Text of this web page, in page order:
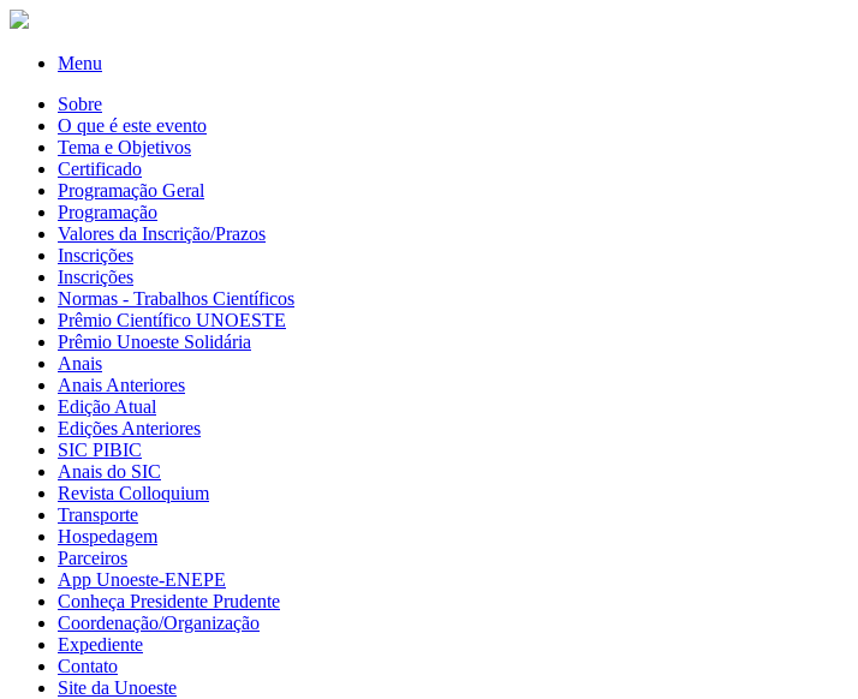
Menu
Sobre
O que é este evento
Tema e Objetivos
Certificado
Programação Geral
Programação
Valores da Inscrição/Prazos
Inscrições
Inscrições
Normas - Trabalhos Científicos
Prêmio Científico UNOESTE
Prêmio Unoeste Solidária
Anais
Anais Anteriores
Edição Atual
Edições Anteriores
SIC PIBIC
Anais do SIC
Revista Colloquium
Transporte
Hospedagem
Parceiros
App Unoeste-ENEPE
Conheça Presidente Prudente
Coordenação/Organização
Expediente
Contato
Site da Unoeste